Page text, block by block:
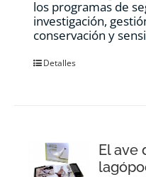
los programas de
investigación,
conservación y
Detalles
El ave